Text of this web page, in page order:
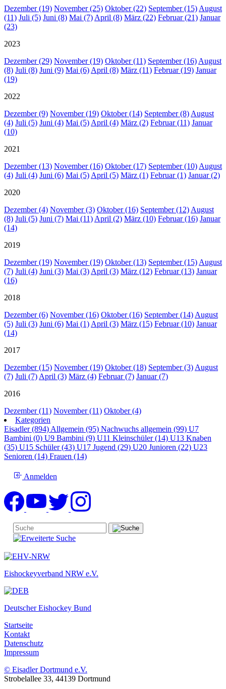
Dezember (19) November (25) Oktober (22) September (15) August
(11) Juli (5) Juni (8) Mai (7) April (8) März (22) Februar (21) Januar
(23)
2023
Dezember (29) November (19) Oktober (11) September (16) August
(8) Juli (8) Juni (9) Mai (6) April (8) März (11) Februar (19) Januar
(19)
2022
Dezember (9) November (19) Oktober (14) September (8) August
(4) Juli (5) Juni (4) Mai (5) April (4) März (2) Februar (11) Januar
(10)
2021
Dezember (13) November (16) Oktober (17) September (10) August
(4) Juli (4) Juni (6) Mai (5) April (5) März (1) Februar (1) Januar (2)
2020
Dezember (4) November (3) Oktober (16) September (12) August
(8) Juli (5) Juni (7) Mai (11) April (2) März (10) Februar (16) Januar
(14)
2019
Dezember (19) November (19) Oktober (13) September (15) August
(7) Juli (4) Juni (3) Mai (3) April (3) März (12) Februar (13) Januar
(16)
2018
Dezember (6) November (16) Oktober (16) September (14) August
(5) Juli (3) Juni (6) Mai (1) April (3) März (15) Februar (10) Januar
(14)
2017
Dezember (15) November (19) Oktober (18) September (3) August
(7) Juli (7) April (3) März (4) Februar (7) Januar (7)
2016
Dezember (11) November (11) Oktober (4)
Kategorien
Eisadler (894) Allgemein (95) Nachwuchs allgemein (99) U7
Bambini (0) U9 Bambini (9) U11 Kleinschüler (14) U13 Knaben
(35) U15 Schüler (43) U17 Jugend (29) U20 Junioren (22) U23
Senioren (14) Frauen (14)
Anmelden
Eishockeyverband NRW e.V.
Deutscher Eishockey Bund
Startseite
Kontakt
Datenschutz
Impressum
© Eisadler Dortmund e.V.
Strobelallee 33, 44139 Dortmund